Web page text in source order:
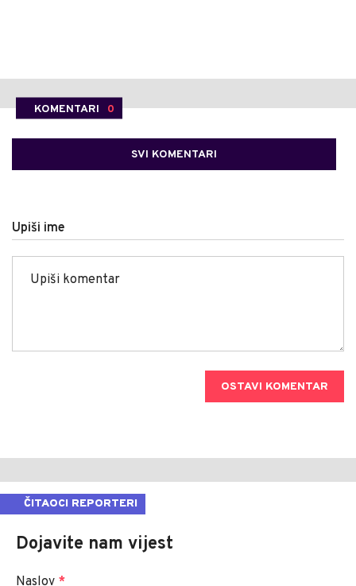
KOMENTARI 0
SVI KOMENTARI
Upiši ime
OSTAVI KOMENTAR
ČITAOCI REPORTERI
Dojavite nam vijest
Naslov *